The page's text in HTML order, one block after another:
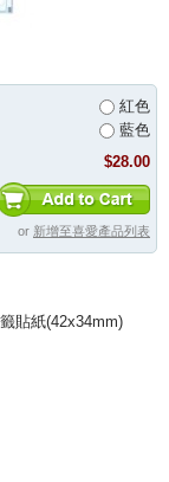
紅色
藍色
$28.00
or 新增至喜愛產品列表
籤貼紙(42x34mm)